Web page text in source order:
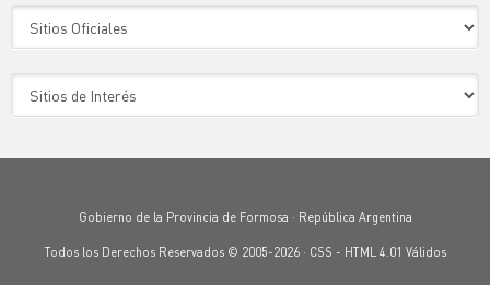
Gobierno de la Provincia de Formosa · República Argentina
Todos los Derechos Reservados © 2005-2026 · CSS - HTML 4.01 Válidos